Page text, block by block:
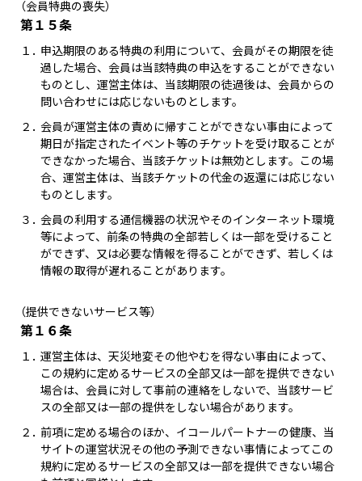
（会員特典の喪失）
第１５条
１．申込期限のある特典の利用について、会員がその期限を徒
過した場合、会員は当該特典の申込をすることができない
ものとし、運営主体は、当該期限の徒過後は、会員からの
問い合わせには応じないものとします。
２．会員が運営主体の責めに帰すことができない事由によって
期日が指定されたイベント等のチケットを受け取ることが
できなかった場合、当該チケットは無効とします。この場
合、運営主体は、当該チケットの代金の返還には応じない
ものとします。
３．会員の利用する通信機器の状況やそのインターネット環境
等によって、前条の特典の全部若しくは一部を受けること
ができず、又は必要な情報を得ることができず、若しくは
情報の取得が遅れることがあります。
（提供できないサービス等）
第１６条
１．運営主体は、天災地変その他やむを得ない事由によって、
この規約に定めるサービスの全部又は一部を提供できない
場合は、会員に対して事前の連絡をしないで、当該サービ
スの全部又は一部の提供をしない場合があります。
２．前項に定める場合のほか、イコールパートナーの健康、当
サイトの運営状況その他の予測できない事情によってこの
規約に定めるサービスの全部又は一部を提供できない場合